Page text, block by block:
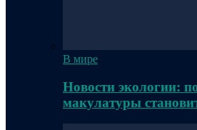
В мире
Новости экологии:
макулатуры